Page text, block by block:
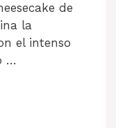
de
la
el intenso
…